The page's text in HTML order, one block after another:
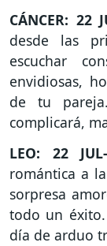
CÁNCER: 22
desde las
escuchar
envidiosas,
de tu
complicará,
LEO: 22
romántica a
sorpresa
todo un éxito.
día de arduo